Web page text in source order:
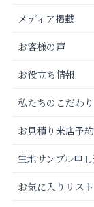
メディア掲載
お客様の声
お役立ち情報
私たちのこだわり
お見積り来店予
生地サンプル申
お気に入りリスト